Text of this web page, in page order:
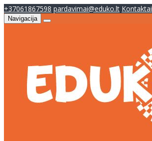
+37061867598 pardavimai@eduko.lt Kontaktai
Navigacija